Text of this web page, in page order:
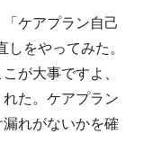
ケアプラン自己
をやってみた。
が大事ですよ、
た。ケアプラン
れがないかを確